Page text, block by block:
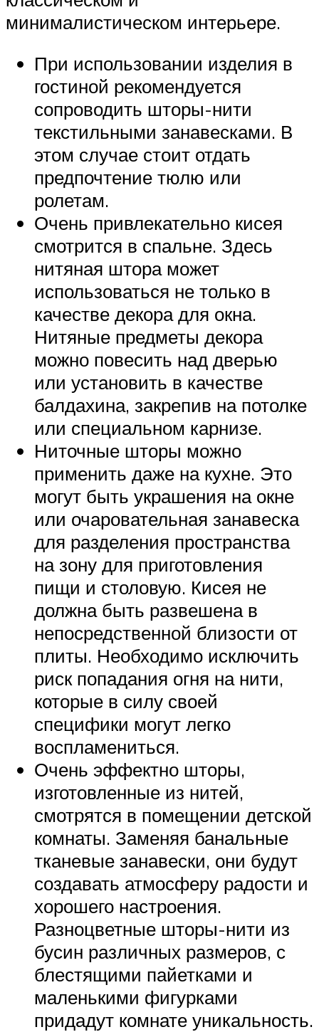
минималистическом интерьере.
При использовании изделия в
гостиной рекомендуется
сопроводить шторы-нити
текстильными занавесками. В
этом случае стоит отдать
предпочтение тюлю или
ролетам.
Очень привлекательно кисея
смотрится в спальне. Здесь
нитяная штора может
использоваться не только в
качестве декора для окна.
Нитяные предметы декора
можно повесить над дверью
или установить в качестве
балдахина, закрепив на потолке
или специальном карнизе.
Ниточные шторы можно
применить даже на кухне. Это
могут быть украшения на окне
или очаровательная занавеска
для разделения пространства
на зону для приготовления
пищи и столовую. Кисея не
должна быть развешена в
непосредственной близости от
плиты. Необходимо исключить
риск попадания огня на нити,
которые в силу своей
специфики могут легко
воспламениться.
Очень эффектно шторы,
изготовленные из нитей,
смотрятся в помещении детской
комнаты. Заменяя банальные
тканевые занавески, они будут
создавать атмосферу радости и
хорошего настроения.
Разноцветные шторы-нити из
бусин различных размеров, с
блестящими пайетками и
маленькими фигурками
придадут комнате уникальность.